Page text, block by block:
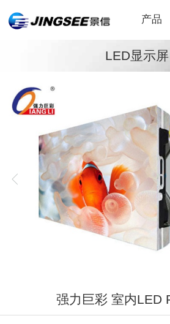
产品
LED显示屏
强力巨彩 室内LED